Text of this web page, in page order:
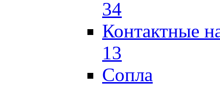
34
Контактные
13
Сопла